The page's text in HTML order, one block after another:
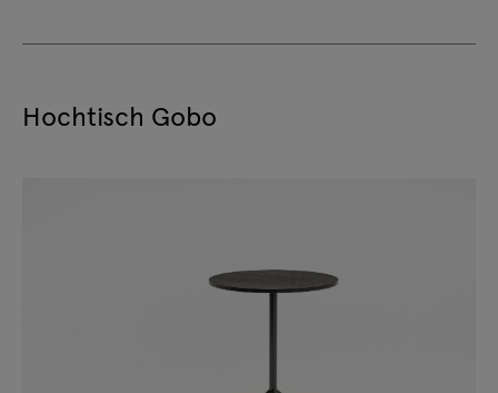
Hochtisch Gobo